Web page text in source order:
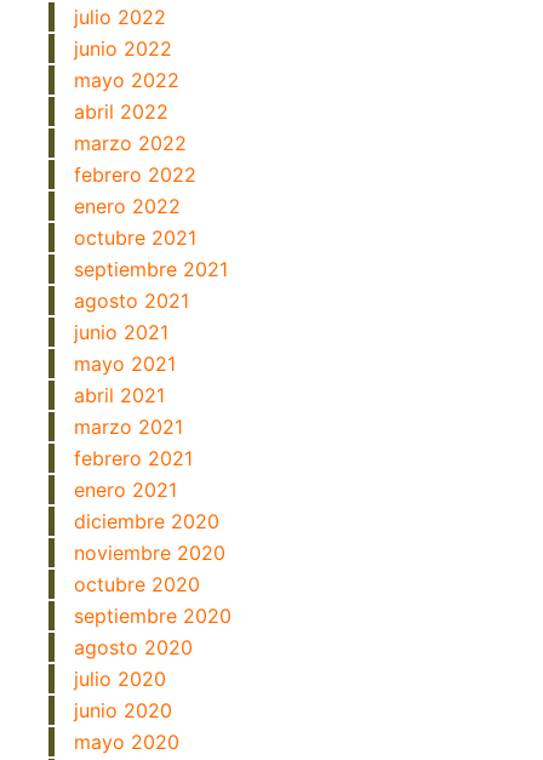
julio 2022
junio 2022
mayo 2022
abril 2022
marzo 2022
febrero 2022
enero 2022
octubre 2021
septiembre 2021
agosto 2021
junio 2021
mayo 2021
abril 2021
marzo 2021
febrero 2021
enero 2021
diciembre 2020
noviembre 2020
octubre 2020
septiembre 2020
agosto 2020
julio 2020
junio 2020
mayo 2020